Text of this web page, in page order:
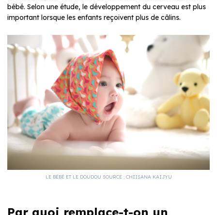
bébé. Selon une étude, le développement du cerveau est plus
important lorsque les enfants reçoivent plus de câlins.
LE BÉBÉ ET LE DOUDOU SOURCE : CHIISANA KAIJYU